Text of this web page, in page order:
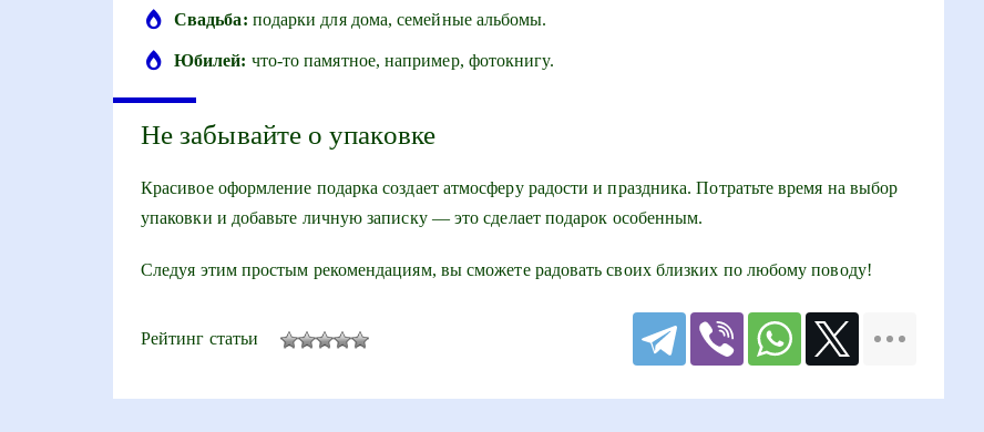
Свадьба: подарки для дома, семейные альбомы.
Юбилей: что-то памятное, например, фотокнигу.
Не забывайте о упаковке
Красивое оформление подарка создает атмосферу радости и праздника. Потратьте время на выбор
упаковки и добавьте личную записку — это сделает подарок особенным.
Следуя этим простым рекомендациям, вы сможете радовать своих близких по любому поводу!
Рейтинг статьи